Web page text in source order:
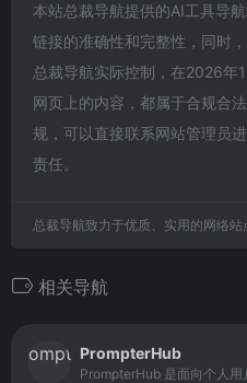
本站总裁导航提供的AI工具导
链接的准确性和完整性，同时
总裁导航实际控制，在2026年
网页上的内容，都属于合规合
规，可以直接联系网站管理员
责任。
总裁导航致力于优质、实用的网络站
相关导航
PrompterHub